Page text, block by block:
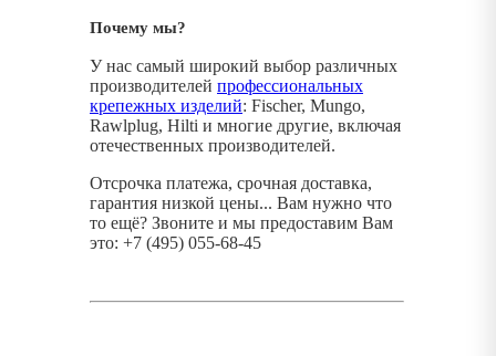
Почему мы?
У нас самый широкий выбор различных
производителей профессиональных
крепежных изделий: Fischer, Mungo,
Rawlplug, Hilti и многие другие, включая
отечественных производителей.
Отсрочка платежа, срочная доставка,
гарантия низкой цены... Вам нужно что
то ещё? Звоните и мы предоставим Вам
это: +7 (495) 055-68-45